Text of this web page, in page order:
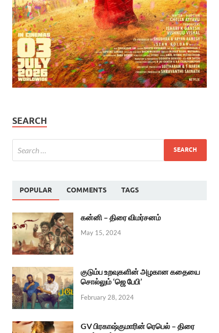
SEARCH
POPULAR COMMENTS TAGS
கன்னி – திரை விமர்சனம்
May 15, 2024
குடும்ப உறவுகளின் அழகான கதையை
சொல்லும் ‘ஜெ பேபி’
February 28, 2024
GV பிரகாஷ்குமாரின் ரெபெல் – திரை